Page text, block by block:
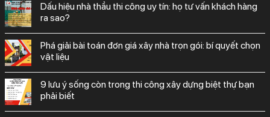
dấu hiệu nhà thầu thi công uy tín: họ tư vấn khách hàng
ra sao?
phá giải bài toán đơn giá xây nhà trọn gói: bí quyết chọn
vật liệu
9 lưu ý sống còn trong thi công xây dựng biệt thự bạn
phải biết